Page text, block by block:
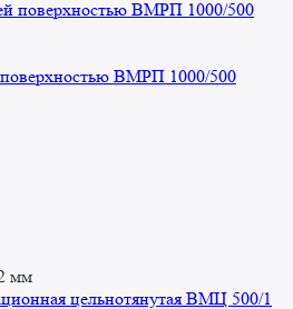
ВМРП 1000/500
мм